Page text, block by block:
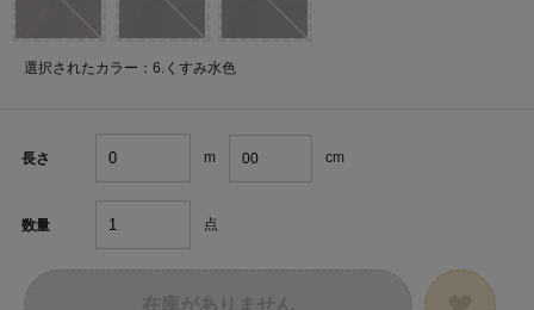
選択されたカラー：6.くすみ水色
長さ m cm
数量 点